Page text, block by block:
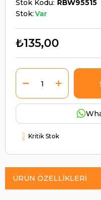
Stok Kodu RBW95515
Stok:Var
₺135,00
Kritik Stok
ÜRÜN ÖZELLIKLERI